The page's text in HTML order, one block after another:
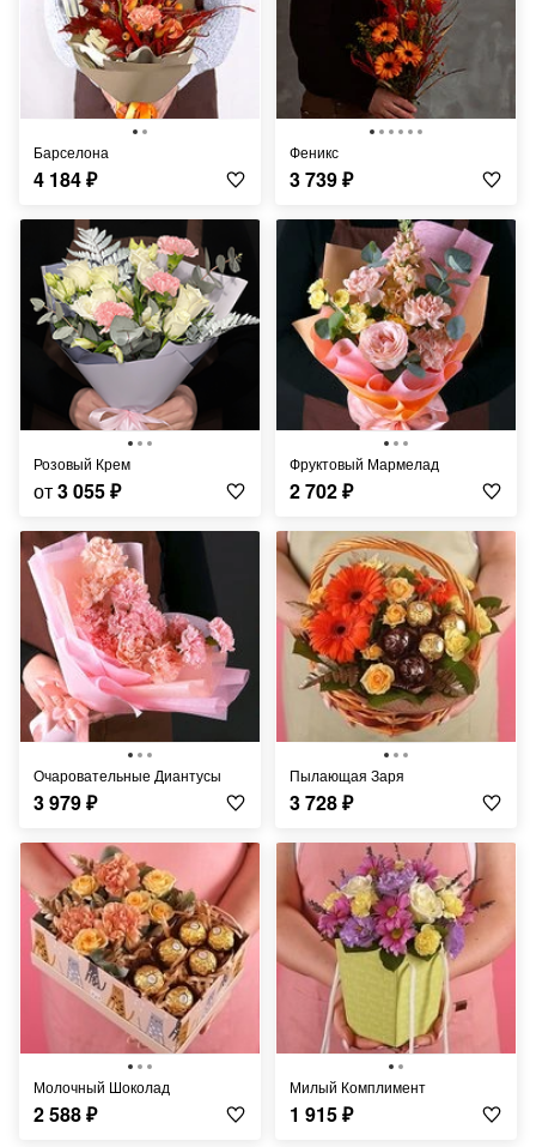
Барселона
4 184₽
Феникс
3 739₽
Розовый Крем
от3 055₽
Фруктовый Мармелад
2 702₽
Очаровательные Диантусы
3 979₽
Пылающая Заря
3 728₽
Молочный Шоколад
2 588₽
Милый Комплимент
1 915₽